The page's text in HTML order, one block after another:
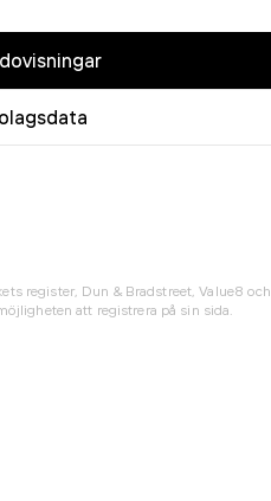
register, Dun & Bradstreet, Value8 och
att registrera på sin sida.